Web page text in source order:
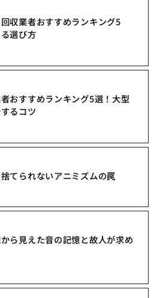
収業者おすすめランキング5
選び方
おすすめランキング5選！大型
るコツ
てられないアニミズムの罠
ら見えた音の記憶と故人が求め